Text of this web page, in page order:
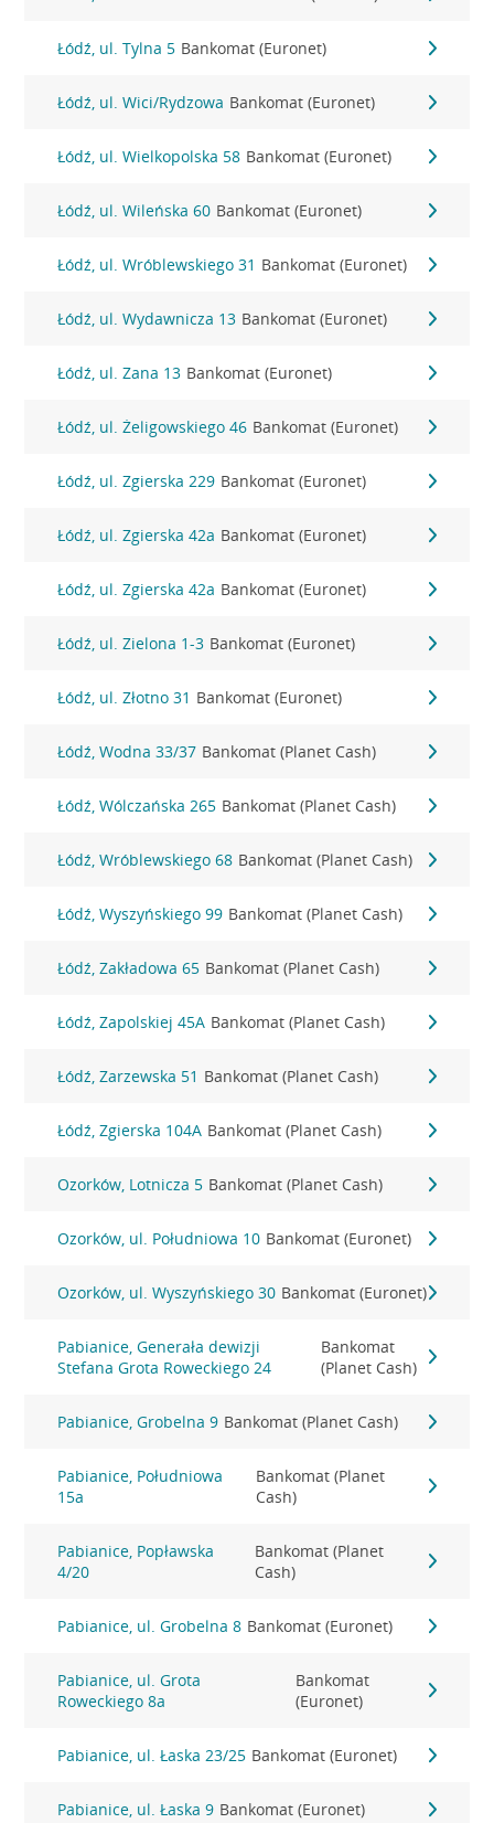
Łódź, ul. Tylna 5 Bankomat (Euronet)
Łódź, ul. Wici/Rydzowa Bankomat (Euronet)
Łódź, ul. Wielkopolska 58 Bankomat (Euronet)
Łódź, ul. Wileńska 60 Bankomat (Euronet)
Łódź, ul. Wróblewskiego 31 Bankomat (Euronet)
Łódź, ul. Wydawnicza 13 Bankomat (Euronet)
Łódź, ul. Zana 13 Bankomat (Euronet)
Łódź, ul. Żeligowskiego 46 Bankomat (Euronet)
Łódź, ul. Zgierska 229 Bankomat (Euronet)
Łódź, ul. Zgierska 42a Bankomat (Euronet)
Łódź, ul. Zgierska 42a Bankomat (Euronet)
Łódź, ul. Zielona 1-3 Bankomat (Euronet)
Łódź, ul. Złotno 31 Bankomat (Euronet)
Łódź, Wodna 33/37 Bankomat (Planet Cash)
Łódź, Wólczańska 265 Bankomat (Planet Cash)
Łódź, Wróblewskiego 68 Bankomat (Planet Cash)
Łódź, Wyszyńskiego 99 Bankomat (Planet Cash)
Łódź, Zakładowa 65 Bankomat (Planet Cash)
Łódź, Zapolskiej 45A Bankomat (Planet Cash)
Łódź, Zarzewska 51 Bankomat (Planet Cash)
Łódź, Zgierska 104A Bankomat (Planet Cash)
Ozorków, Lotnicza 5 Bankomat (Planet Cash)
Ozorków, ul. Południowa 10 Bankomat (Euronet)
Ozorków, ul. Wyszyńskiego 30 Bankomat (Euronet)
Pabianice, Generała dewizji
Stefana Grota Roweckiego 24
Bankomat
(Planet Cash)
Pabianice, Grobelna 9 Bankomat (Planet Cash)
Pabianice, Południowa
15a
Bankomat (Planet
Cash)
Pabianice, Popławska
4/20
Bankomat (Planet
Cash)
Pabianice, ul. Grobelna 8 Bankomat (Euronet)
Pabianice, ul. Grota
Roweckiego 8a
Bankomat
(Euronet)
Pabianice, ul. Łaska 23/25 Bankomat (Euronet)
Pabianice, ul. Łaska 9 Bankomat (Euronet)